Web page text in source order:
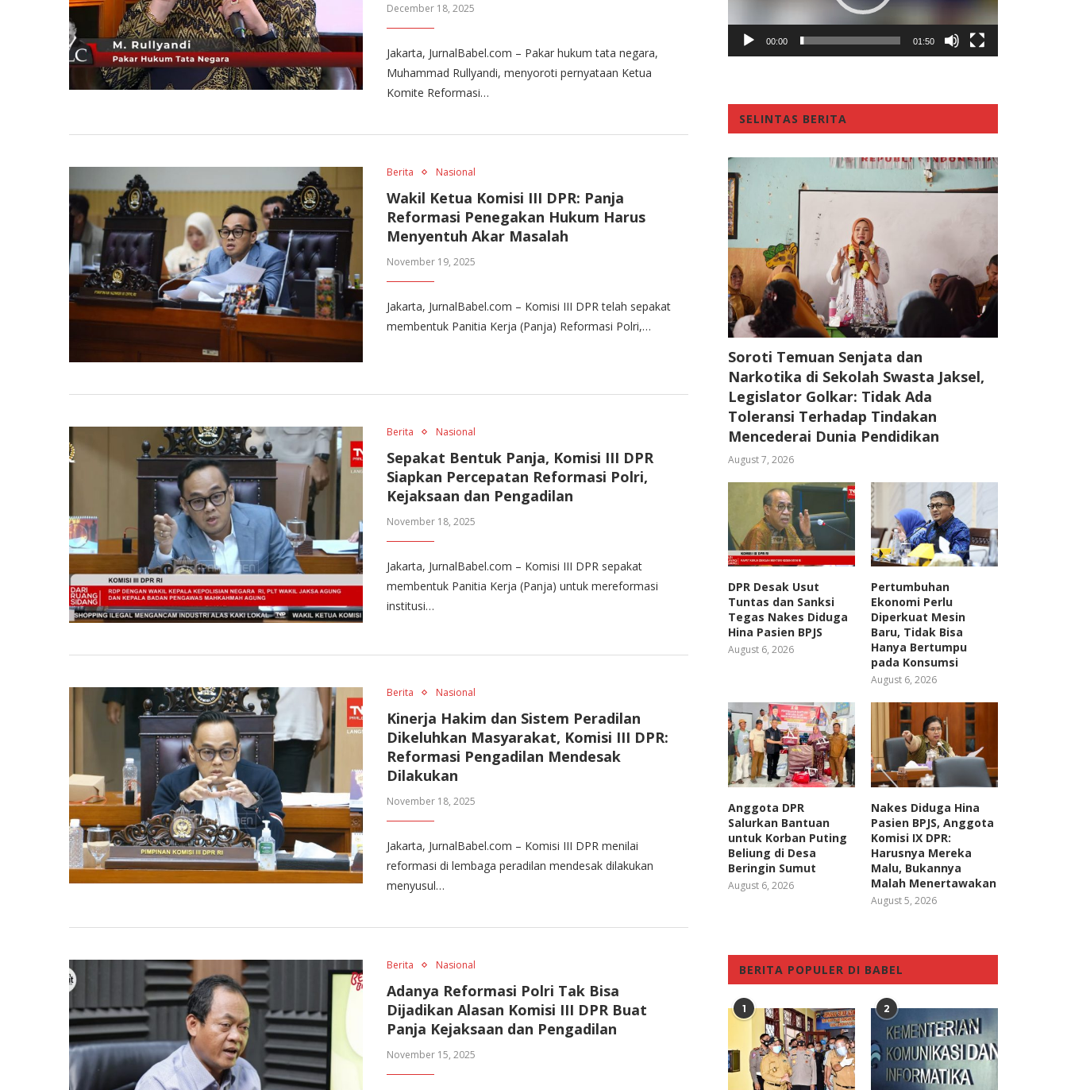
December 18, 2025
Jakarta, JurnalBabel.com – Pakar hukum tata negara,
Muhammad Rullyandi, menyoroti pernyataan Ketua
Komite Reformasi…
Berita Nasional
Wakil Ketua Komisi III DPR: Panja
Reformasi Penegakan Hukum Harus
Menyentuh Akar Masalah
November 19, 2025
Jakarta, JurnalBabel.com – Komisi III DPR telah sepakat
membentuk Panitia Kerja (Panja) Reformasi Polri,…
Berita Nasional
Sepakat Bentuk Panja, Komisi III DPR
Siapkan Percepatan Reformasi Polri,
Kejaksaan dan Pengadilan
November 18, 2025
Jakarta, JurnalBabel.com – Komisi III DPR sepakat
membentuk Panitia Kerja (Panja) untuk mereformasi
institusi…
Berita Nasional
Kinerja Hakim dan Sistem Peradilan
Dikeluhkan Masyarakat, Komisi III DPR:
Reformasi Pengadilan Mendesak
Dilakukan
November 18, 2025
Jakarta, JurnalBabel.com – Komisi III DPR menilai
reformasi di lembaga peradilan mendesak dilakukan
menyusul…
Berita Nasional
Adanya Reformasi Polri Tak Bisa
Dijadikan Alasan Komisi III DPR Buat
Panja Kejaksaan dan Pengadilan
November 15, 2025
00:00 01:50
SELINTAS BERITA
Soroti Temuan Senjata dan
Narkotika di Sekolah Swasta Jaksel,
Legislator Golkar: Tidak Ada
Toleransi Terhadap Tindakan
Mencederai Dunia Pendidikan
August 7, 2026
DPR Desak Usut
Tuntas dan Sanksi
Tegas Nakes Diduga
Hina Pasien BPJS
August 6, 2026
Pertumbuhan
Ekonomi Perlu
Diperkuat Mesin
Baru, Tidak Bisa
Hanya Bertumpu
pada Konsumsi
August 6, 2026
Anggota DPR
Salurkan Bantuan
untuk Korban Puting
Beliung di Desa
Beringin Sumut
August 6, 2026
Nakes Diduga Hina
Pasien BPJS, Anggota
Komisi IX DPR:
Harusnya Mereka
Malu, Bukannya
Malah Menertawakan
August 5, 2026
BERITA POPULER DI BABEL
1 2